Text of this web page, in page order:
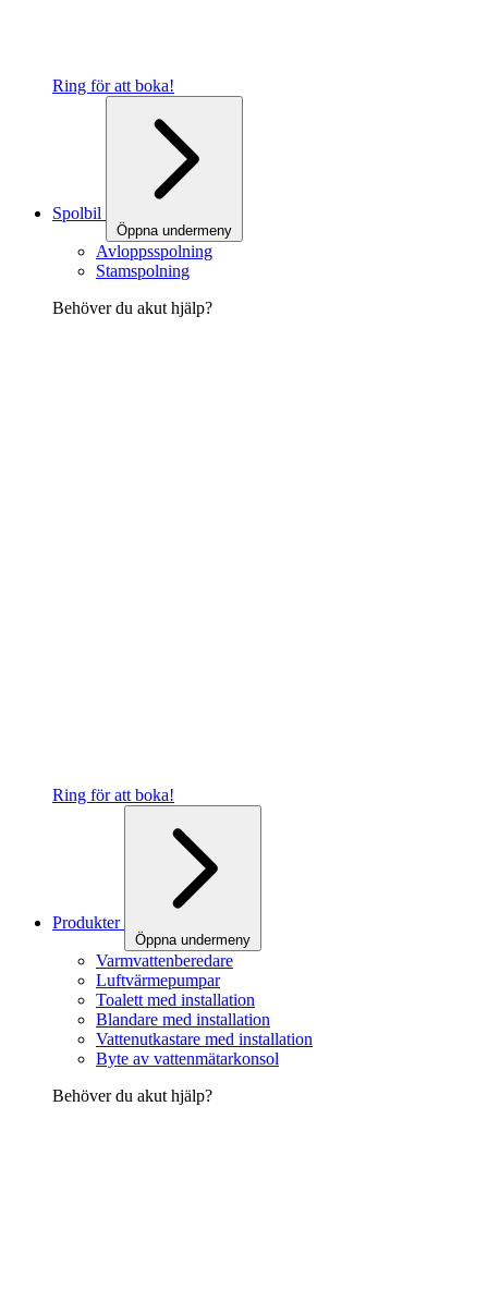
Ring för att boka!
Spolbil
Öppna undermeny
Avloppsspolning
Stamspolning
Behöver du akut hjälp?
Ring för att boka!
Produkter
Öppna undermeny
Varmvattenberedare
Luftvärmepumpar
Toalett med installation
Blandare med installation
Vattenutkastare med installation
Byte av vattenmätarkonsol
Behöver du akut hjälp?